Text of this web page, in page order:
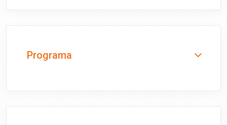
Programa